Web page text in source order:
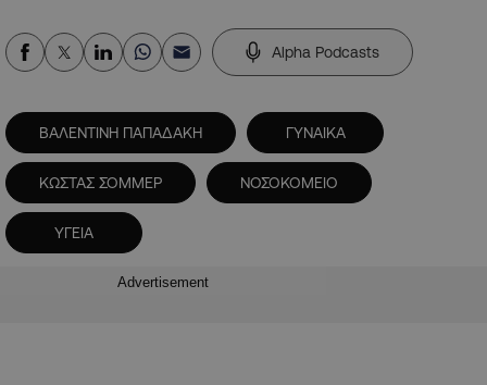
Alpha Podcasts
ΒΑΛΕΝΤΙΝΗ ΠΑΠΑΔΑΚΗ ΓΥΝΑΙΚΑ
ΚΩΣΤΑΣ ΣΟΜΜΕΡ ΝΟΣΟΚΟΜΕΙΟ
ΥΓΕΙΑ
Advertisement